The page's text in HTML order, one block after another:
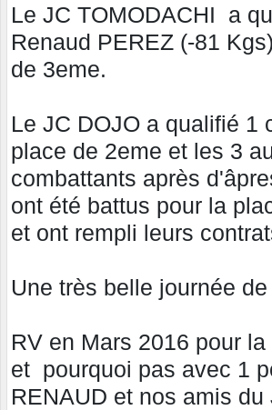
Le JC TOMODACHI a
Renaud PEREZ (-81
de 3eme.
Le JC DOJO a qualifié 1
place de 2eme et les 3
combattants après
ont été battus pour la
et ont rempli leurs
Une très belle journée de
RV en Mars 2016 pour
et pourquoi pas avec 1
RENAUD et nos amis du